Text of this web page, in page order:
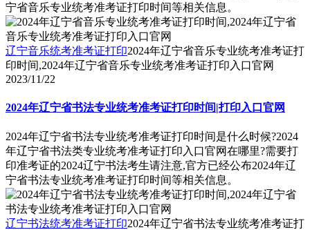
宁省音乐专业统考准考证打印时间等相关信息。
辽宁音乐统考准考证打印2024年辽宁省音乐专业统考准考证打
印时间,2024年辽宁省音乐专业统考准考证打印入口官网
2023/11/22
2024年辽宁省书法专业统考准考证打印时间|打印入口官网
2024年辽宁省书法专业统考准考证打印时间是什么时候?2024
年辽宁省书法类专业统考准考证打印入口官网在哪里?需要打
印准考证的2024辽宁书法考生请注意,官方已经公布2024年辽
宁省书法专业统考准考证打印时间等相关信息。
辽宁书法统考准考证打印2024年辽宁省书法专业统考准考证打